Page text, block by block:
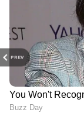
PREV